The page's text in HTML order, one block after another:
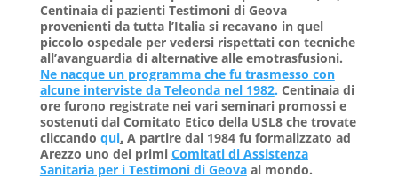
Centinaia di pazienti Testimoni di Geova
provenienti da tutta l’Italia si recavano in quel
piccolo ospedale per vedersi rispettati con tecniche
all’avanguardia di alternative alle emotrasfusioni.
Ne nacque un programma che fu trasmesso con
alcune interviste da Teleonda nel 1982. Centinaia di
ore furono registrate nei vari seminari promossi e
sostenuti dal Comitato Etico della USL8 che trovate
cliccando qui. A partire dal 1984 fu formalizzato ad
Arezzo uno dei primi Comitati di Assistenza
Sanitaria per i Testimoni di Geovaal mondo.